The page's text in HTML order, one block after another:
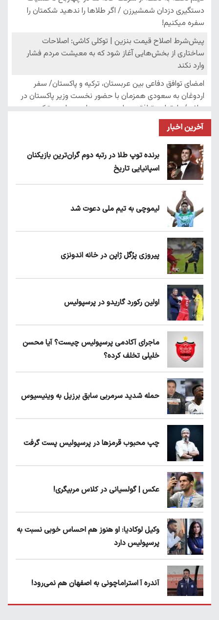
آخرین اخبار
برنده توپ طلا در رتبه دوم گران‌ترین بازیکنان
اسپانیایی تاریخ
لیموچی به تیم ملی دعوت شد
پیروزی پرُگل ژاپن در خانه اندونزی
اولین رکورد گاریدو در پرسپولیس
ماجرای آکادمی پرسپولیس چیست؟ آیا محسن
خلیلی تخلف کرده؟
حمله شدید سرمربی سابق برزیل به وینیسیوس
چپ محبوب قرمزها در پرسپولیس پست گرفت
عکس | گولسیانی در کلاس مربیگری!
وکیل لوکادیا: او هنوز هم احساس خوبی نسبت به
پرسپولیس دارد
آندره آ استراماچونی به اصفهان هم نمی‌رود!